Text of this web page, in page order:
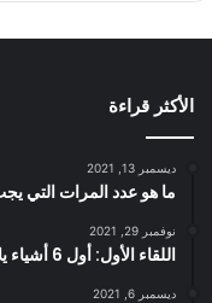
الأكثر قراءة
ديسمبر 13, 2021
ما هو عدد المرات التي
نوفمبر 29, 2021
اللقاء الأول: أول 6 أشياء يلاحظها الرجال في المرأة
ديسمبر 6, 2021